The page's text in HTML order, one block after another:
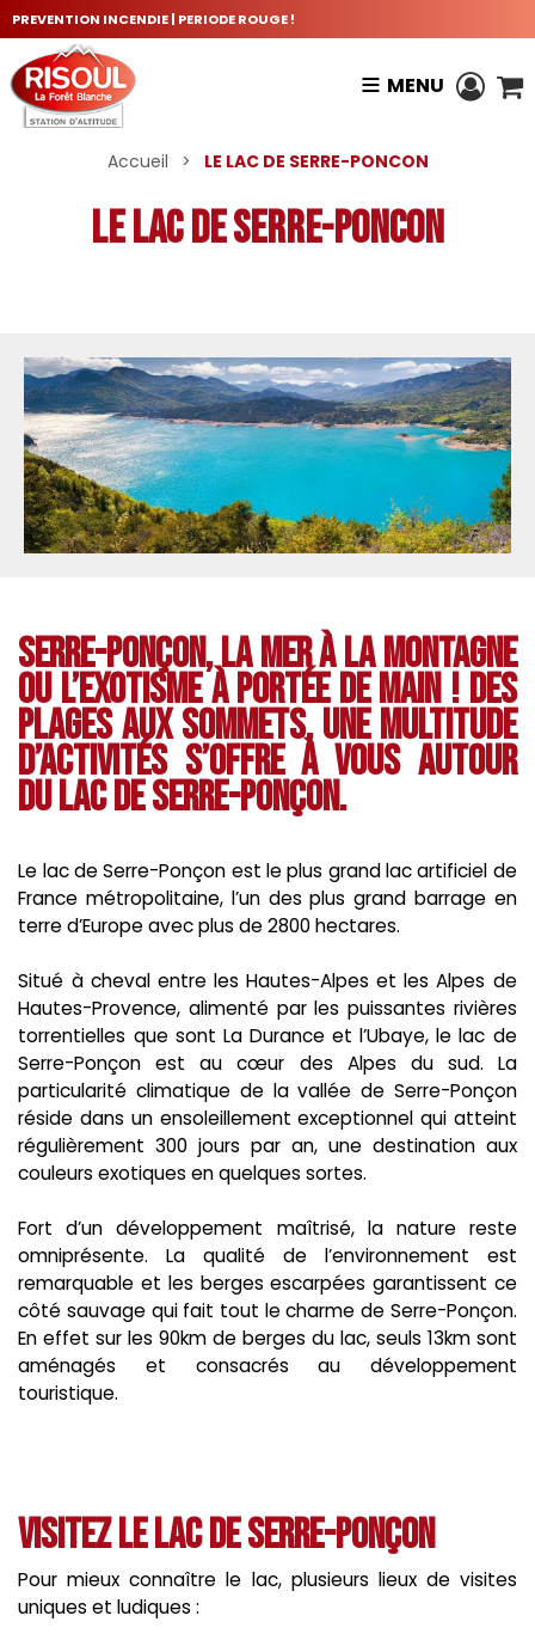
PREVENTION INCENDIE | PERIODE ROUGE !
MENU
Accueil > LE LAC DE SERRE-PONCON
LE LAC DE SERRE-PONCON
Serre-Ponçon, la mer à la montagne
ou l’exotisme à portée de main ! Des
plages aux sommets, une multitude
d’activités s’offre à vous autour
du lac de Serre-Ponçon.
Le lac de Serre-Ponçon est le plus grand lac artificiel de
France métropolitaine, l’un des plus grand barrage en
terre d’Europe avec plus de 2800 hectares.
Situé à cheval entre les Hautes-Alpes et les Alpes de
Hautes-Provence, alimenté par les puissantes rivières
torrentielles que sont La Durance et l’Ubaye, le lac de
Serre-Ponçon est au cœur des Alpes du sud. La
particularité climatique de la vallée de Serre-Ponçon
réside dans un ensoleillement exceptionnel qui atteint
régulièrement 300 jours par an, une destination aux
couleurs exotiques en quelques sortes.
Fort d’un développement maîtrisé, la nature reste
omniprésente. La qualité de l’environnement est
remarquable et les berges escarpées garantissent ce
côté sauvage qui fait tout le charme de Serre-Ponçon.
En effet sur les 90km de berges du lac, seuls 13km sont
aménagés et consacrés au développement
touristique.
Visitez le lac de Serre-Ponçon
Pour mieux connaître le lac, plusieurs lieux de visites
uniques et ludiques :